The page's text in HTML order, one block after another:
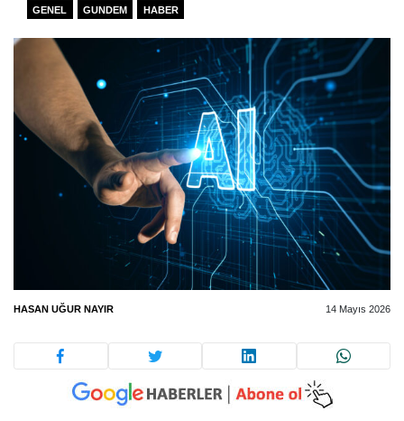
GENEL GUNDEM HABER
HASAN UĞUR NAYIR 14 Mayıs 2026